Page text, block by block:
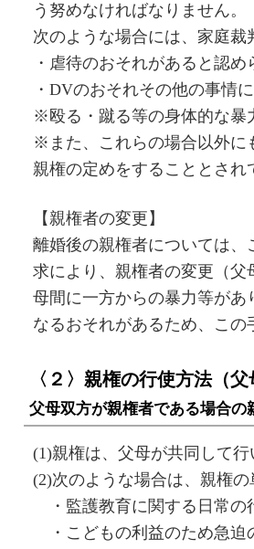
う努めなければなりません。
次のような場合には、家庭裁
・虐待のおそれがあると認め
・DVのおそれその他の事情
※殴る・蹴る等の身体的な暴
※また、これらの場合以外に
親権の定めをすることとされ
【親権者の変更】
離婚後の親権者については
求により、親権者の変更（
母間に一方からの暴力等があ
なるおそれがあるため、この
〈２〉親権の行使方法（
父母双方が親権者である場合の
(1)親権は、父母が共同して
(2)次のような場合は、親権の
・監護教育に関する日常の
・こどもの利益のため急迫